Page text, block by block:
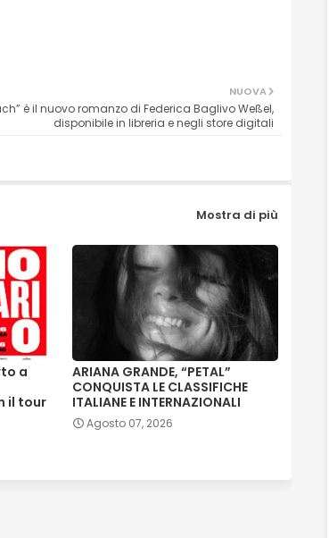
NUOVA
è il nuovo romanzo di Federica Baglivo Weßel,
disponibile in libreria e negli store digitali
Mostra di più
a
il tour
ARIANA GRANDE, “PETAL”
CONQUISTA LE CLASSIFICHE
ITALIANE E INTERNAZIONALI
Agosto 07, 2026